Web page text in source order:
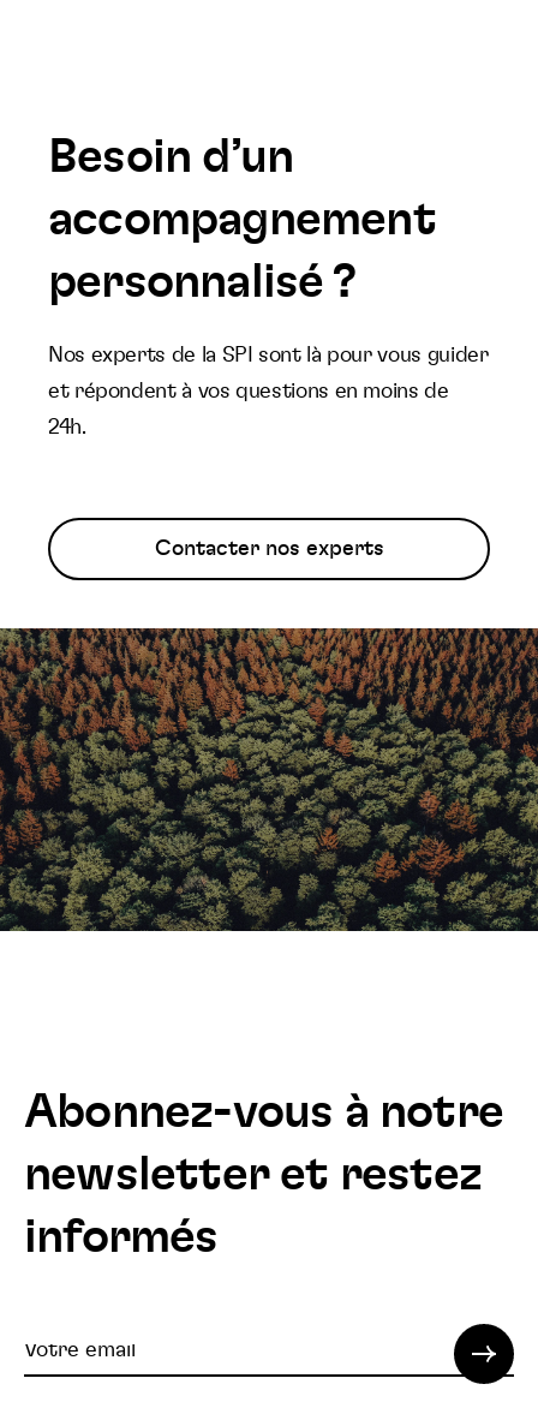
Besoin d’un
accompagnement
personnalisé ?
Nos experts de la SPI sont là pour vous guider
et répondent à vos questions en moins de
24h.
Contacter nos experts
Abonnez-vous à notre
newsletter et restez
informés
Votre